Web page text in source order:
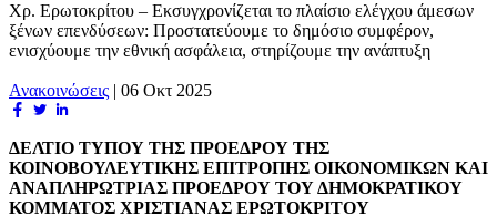
Χρ. Ερωτοκρίτου – Εκσυγχρονίζεται το πλαίσιο ελέγχου άμεσων
ξένων επενδύσεων: Προστατεύουμε το δημόσιο συμφέρον,
ενισχύουμε την εθνική ασφάλεια, στηρίζουμε την ανάπτυξη
Ανακοινώσεις | 06 Οκτ 2025
ΔΕΛΤΙΟ ΤΥΠΟΥ ΤΗΣ ΠΡΟΕΔΡΟΥ ΤΗΣ
ΚΟΙΝΟΒΟΥΛΕΥΤΙΚΗΣ ΕΠΙΤΡΟΠΗΣ ΟΙΚΟΝΟΜΙΚΩΝ ΚΑΙ
ΑΝΑΠΛΗΡΩΤΡΙΑΣ ΠΡΟΕΔΡΟΥ ΤΟΥ ΔΗΜΟΚΡΑΤΙΚΟΥ
ΚΟΜΜΑΤΟΣ ΧΡΙΣΤΙΑΝΑΣ ΕΡΩΤΟΚΡΙΤΟΥ